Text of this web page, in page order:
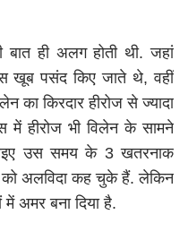
ही अलग होती थी. जहां
खूब पसंद किए जाते थे, वहीं
का किरदार हीरोज से ज्यादा
में हीरोज भी विलेन के सामने
उस समय के 3 खतरनाक
को अलविदा कह चुके हैं. लेकिन
अमर बना दिया है.